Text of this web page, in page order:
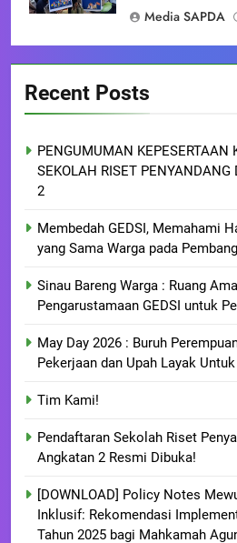
Media SAPDA
Recent Posts
PENGUMUMAN KEPESERTAAN
SEKOLAH RISET
2
Membedah GEDSI, Memahami
yang Sama Warga pada
Sinau Bareng Warga : Ruang
Pengarustamaan GEDSI untuk
May Day 2026 : Buruh
Pekerjaan dan Upah Layak
Tim Kami!
Pendaftaran Sekolah Riset
Angkatan 2 Resmi Dibuka!
[DOWNLOAD] Policy Notes
Inklusif: Rekomendasi
Tahun 2025 bagi Mahkamah